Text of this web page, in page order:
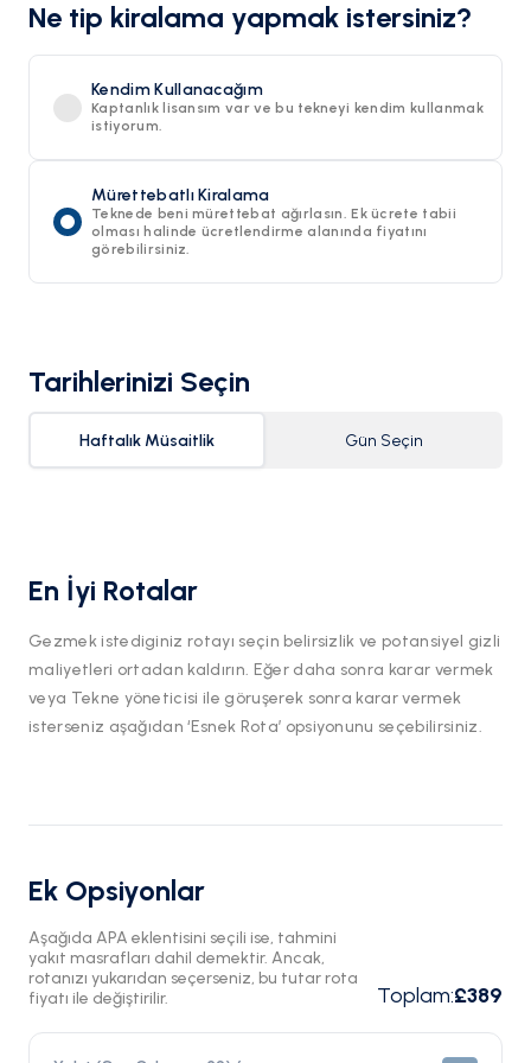
Ne tip kiralama yapmak istersiniz?
Kendim Kullanacağım
Kaptanlık lisansım var ve bu tekneyi kendim kullanmak
istiyorum.
Mürettebatlı Kiralama
Teknede beni mürettebat ağırlasın. Ek ücrete tabii
olması halinde ücretlendirme alanında fiyatını
görebilirsiniz.
Tarihlerinizi Seçin
Haftalık Müsaitlik Gün Seçin
En İyi Rotalar
Gezmek istediginiz rotayı seçin belirsizlik ve potansiyel gizli
maliyetleri ortadan kaldırın. Eğer daha sonra karar vermek
veya Tekne yöneticisi ile göruşerek sonra karar vermek
isterseniz aşağıdan ‘Esnek Rota’ opsiyonunu seçebilirsiniz.
Ek Opsiyonlar
Aşağıda APA eklentisini seçili ise, tahmini
yakıt masrafları dahil demektir. Ancak,
rotanızı yukarıdan seçerseniz, bu tutar rota
fiyatı ile değiştirilir.
Toplam:£389